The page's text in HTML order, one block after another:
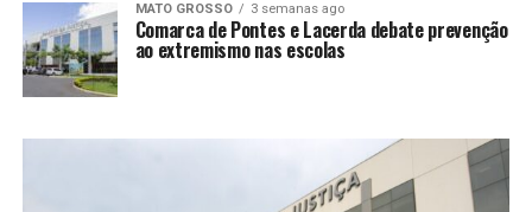
MATO GROSSO 3 semanas ago
Comarca de Pontes e Lacerda debate prevenção
ao extremismo nas escolas